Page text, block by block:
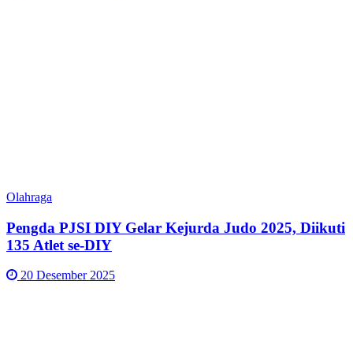
Olahraga
Pengda PJSI DIY Gelar Kejurda Judo 2025, Diikuti
135 Atlet se-DIY
20 Desember 2025